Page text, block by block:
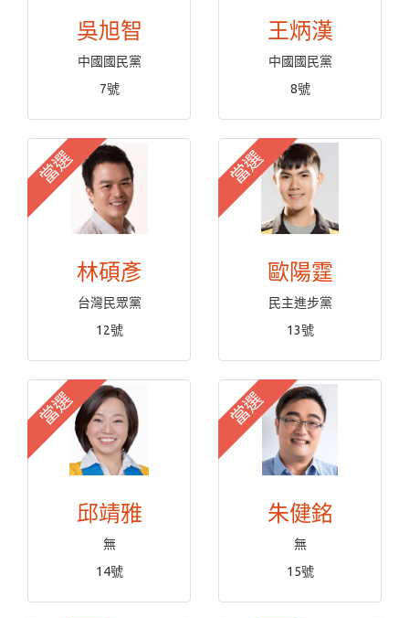
吳旭智
中國國民黨
7號
王炳漢
中國國民黨
8號
當選
林碩彥
台灣民眾黨
12號
當選
歐陽霆
民主進步黨
13號
當選
邱靖雅
無
14號
當選
朱健銘
無
15號